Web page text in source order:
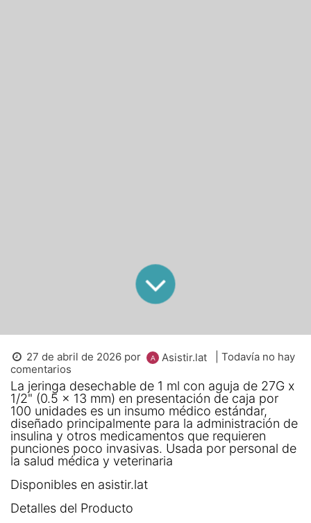
27 de abril de 2026 por Asistir.lat
| Todavía no hay
comentarios
La jeringa desechable de 1 ml con aguja de 27G x
1/2" (0.5 x 13 mm) en presentación de caja por
100 unidades es un insumo médico estándar,
diseñado principalmente para la administración de
insulina y otros medicamentos que requieren
punciones poco invasivas. Usada por personal de
la salud médica y veterinaria
Disponibles en asistir.lat
Detalles del Producto